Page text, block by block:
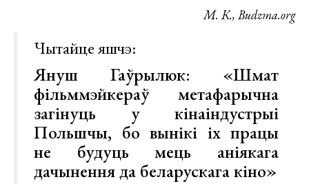
М. К., Budzma.org
Чытайце яшчэ:
Януш Гаўрылюк: «Шмат
фільммэйкераў метафарычна
загінуць у кінаіндустрыі
Польшчы, бо вынікі іх працы
не будуць мець аніякага
дачынення да беларускага кіно»